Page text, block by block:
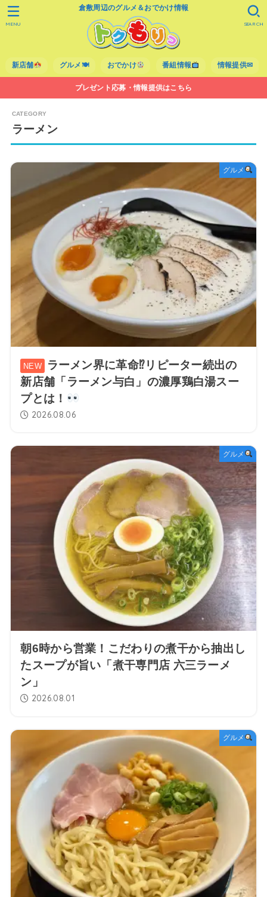
倉敷周辺のグルメ＆おでかけ情報
新店舗 グルメ🍽 おでかけ 番組情報 情報提供✉
SEARCH
MENU
プレゼント応募・情報提供はこちら
ラーメン
グルメ
ラーメン界に革命⁉リピーター続出の
新店舗「ラーメン与白」の濃厚鶏白湯スー
プとは！
2026.08.06
グルメ
朝6時から営業！こだわりの煮干から抽出し
たスープが旨い「煮干専門店 六三ラーメ
ン」
2026.08.01
グルメ